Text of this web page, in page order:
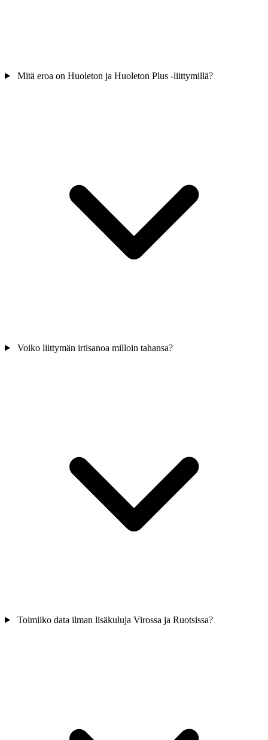
Mitä eroa on Huoleton ja Huoleton Plus -liittymillä?
Voiko liittymän irtisanoa milloin tahansa?
Toimiiko data ilman lisäkuluja Virossa ja Ruotsissa?